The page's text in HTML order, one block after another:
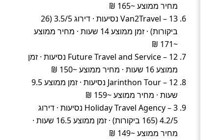
מחיר ממוצע ~165 ₪
Van2Travel – 13 נסיעות · דירוג 3.5/5 (26
ביקורות) · זמן ממוצע 14 שעות · מחיר ממוצע
~171 ₪
Future Travel and Service – 12 נסיעות · זמן
ממוצע 16 שעות · מחיר ממוצע ~150 ₪
Jarinthon Tour – 12 נסיעות · זמן ממוצע 9.5
שעות · מחיר ממוצע ~159 ₪
Holiday Travel Agency – 3 נסיעות · דירוג
4.2/5 (165 ביקורות) · זמן ממוצע 16.5 שעות ·
מחיר ממוצע ~149 ₪